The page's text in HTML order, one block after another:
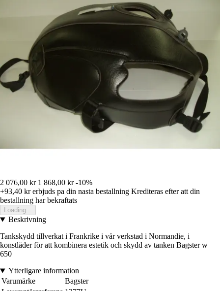
2 076,00 kr 1 868,00 kr -10%
+93,40 krerbjuds pa din nasta bestallning Krediteras efter att din
bestallning har bekraftats
Loading...
Beskrivning
Tankskydd tillverkat i Frankrike i vår verkstad i Normandie, i
konstläder för att kombinera estetik och skydd av tanken Bagster w
650
Ytterligare information
Varumärke
Bagster